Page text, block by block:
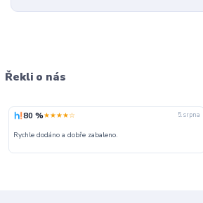
Řekli o nás
80 %★★★★☆ 5. srpna
Rychle dodáno a dobře zabaleno.